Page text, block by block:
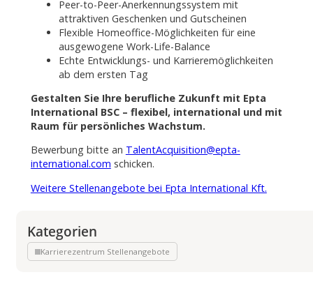
Peer-to-Peer-Anerkennungssystem mit
attraktiven Geschenken und Gutscheinen
Flexible Homeoffice-Möglichkeiten für eine
ausgewogene Work-Life-Balance
Echte Entwicklungs- und Karrieremöglichkeiten
ab dem ersten Tag
Gestalten Sie Ihre berufliche Zukunft mit Epta
International BSC – flexibel, international und mit
Raum für persönliches Wachstum.
Bewerbung bitte an TalentAcquisition@epta-
international.com schicken.
Weitere Stellenangebote bei Epta International Kft.
Kategorien
Karrierezentrum Stellenangebote